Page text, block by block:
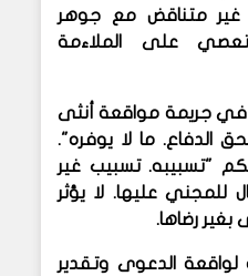
غير متناقض مع جوهر
على الملاءمة
الدفاع. ما لا يوفره".
"تسبيبه. تسبيب غير
للمجني عليها. لا يؤثر
رضاها.
لواقعة الدعوى وتقدير